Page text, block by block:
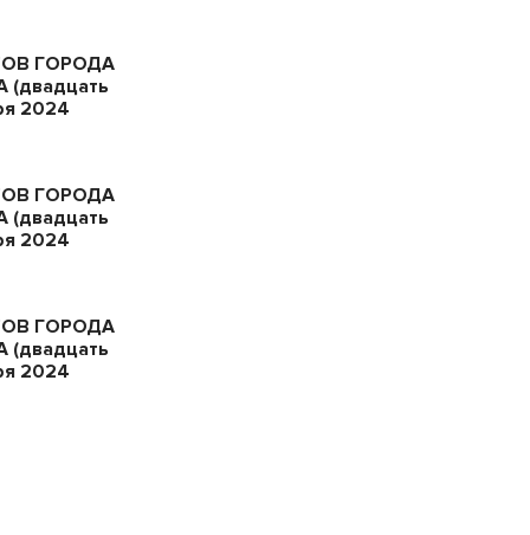
ГОРОДА
2024
ГОРОДА
2024
ГОРОДА
2024